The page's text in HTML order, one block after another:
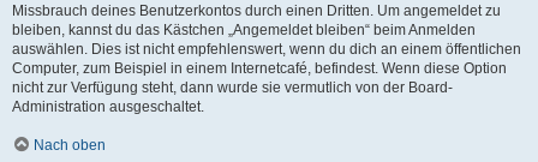
Missbrauch deines Benutzerkontos durch einen Dritten. Um angemeldet zu
bleiben, kannst du das Kästchen „Angemeldet bleiben“ beim Anmelden
auswählen. Dies ist nicht empfehlenswert, wenn du dich an einem öffentlichen
Computer, zum Beispiel in einem Internetcafé, befindest. Wenn diese Option
nicht zur Verfügung steht, dann wurde sie vermutlich von der Board-
Administration ausgeschaltet.
Nach oben